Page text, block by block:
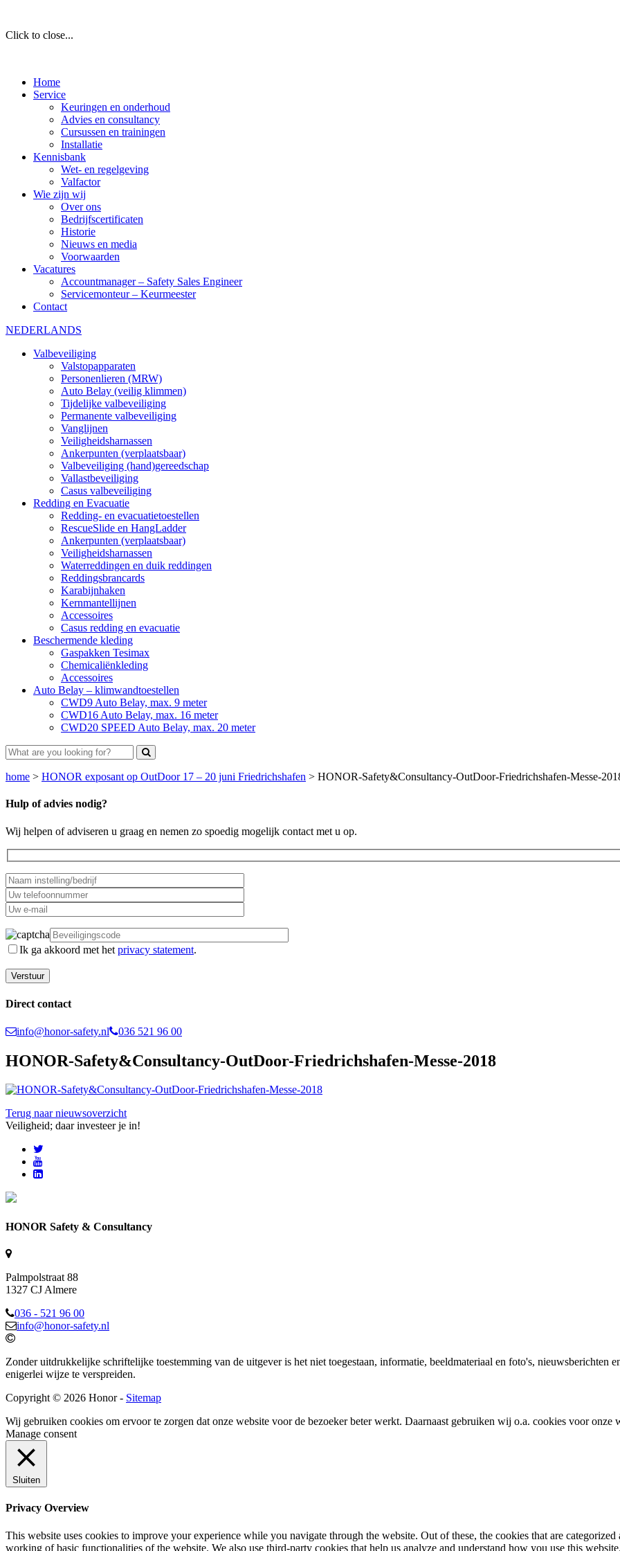
Click to close...
Home
Service
Keuringen en onderhoud
Advies en consultancy
Cursussen en trainingen
Installatie
Kennisbank
Wet- en regelgeving
Valfactor
Wie zijn wij
Over ons
Bedrijfscertificaten
Historie
Nieuws en media
Voorwaarden
Vacatures
Accountmanager – Safety Sales Engineer
Servicemonteur – Keurmeester
Contact
NEDERLANDS
Valbeveiliging
Valstopapparaten
Personenlieren (MRW)
Auto Belay (veilig klimmen)
Tijdelijke valbeveiliging
Permanente valbeveiliging
Vanglijnen
Veiligheidsharnassen
Ankerpunten (verplaatsbaar)
Valbeveiliging (hand)gereedschap
Vallastbeveiliging
Casus valbeveiliging
Redding en Evacuatie
Redding- en evacuatietoestellen
RescueSlide en HangLadder
Ankerpunten (verplaatsbaar)
Veiligheidsharnassen
Waterreddingen en duik reddingen
Reddingsbrancards
Karabijnhaken
Kernmantellijnen
Accessoires
Casus redding en evacuatie
Beschermende kleding
Gaspakken Tesimax
Chemicaliënkleding
Accessoires
Auto Belay – klimwandtoestellen
CWD9 Auto Belay, max. 9 meter
CWD16 Auto Belay, max. 16 meter
CWD20 SPEED Auto Belay, max. 20 meter
home > HONOR exposant op OutDoor 17 – 20 juni Friedrichshafen > HONOR-Safety&Consultancy-OutDoor-Friedrichshafen-Messe-
Hulp of advies nodig?
Wij helpen of adviseren u graag en nemen zo spoedig mogelijk contact met u op.
Ik ga akkoord met het privacy statement.
Direct contact
info@honor-safety.nl 036 521 96 00
HONOR-Safety&Consultancy-OutDoor-Friedrichshafen-Messe-2018
Terug naar nieuwsoverzicht
Veiligheid; daar investeer je in!
HONOR Safety & Consultancy
Palmpolstraat 88
1327 CJ Almere
036 - 521 96 00
info@honor-safety.nl
Zonder uitdrukkelijke schriftelijke toestemming van de uitgever is het niet toegestaan, informatie, beeldmateriaal en foto's,
enigerlei wijze te verspreiden.
Copyright © 2026 Honor - Sitemap
Wij gebruiken cookies om ervoor te zorgen dat onze website voor de bezoeker beter werkt. Daarnaast gebruiken wij o.a. cookies voor onze
Manage consent
Sluiten
Privacy Overview
This website uses cookies to improve your experience while you navigate through the website. Out of these, the cookies that are categorized
working of basic functionalities of the website. We also use third-party cookies that help us analyze and understand how you use this